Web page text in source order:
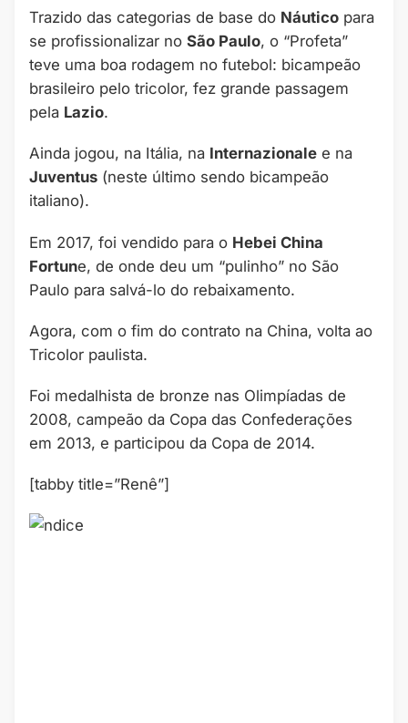
Trazido das categorias de base do Náutico para
se profissionalizar no São Paulo, o “Profeta”
teve uma boa rodagem no futebol: bicampeão
brasileiro pelo tricolor, fez grande passagem
pela Lazio.
Ainda jogou, na Itália, na Internazionale e na
Juventus (neste último sendo bicampeão
italiano).
Em 2017, foi vendido para o Hebei China
Fortune, de onde deu um “pulinho” no São
Paulo para salvá-lo do rebaixamento.
Agora, com o fim do contrato na China, volta ao
Tricolor paulista.
Foi medalhista de bronze nas Olimpíadas de
2008, campeão da Copa das Confederações
em 2013, e participou da Copa de 2014.
[tabby title=”Renê”]